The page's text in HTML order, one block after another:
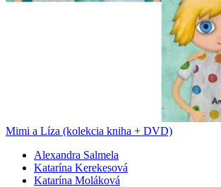
Mimi a Líza (kolekcia kniha + DVD)
Alexandra Salmela
Katarína Kerekesová
Katarína Moláková